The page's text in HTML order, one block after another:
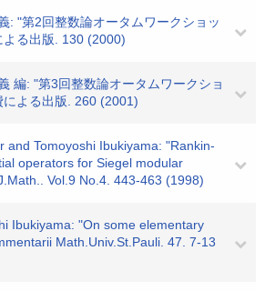
: "第2回整数論オータムワークショッ
る出版. 130 (2000)
編: "第3回整数論オータムワークショ
による出版. 260 (2001)
and Tomoyoshi Ibukiyama: "Rankin-
operators for Siegel modular
Vol.9 No.4. 443-463 (1998)
Ibukiyama: "On some elementary
Math.Univ.St.Pauli. 47. 7-13